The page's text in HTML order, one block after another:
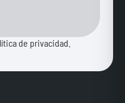
de privacidad.